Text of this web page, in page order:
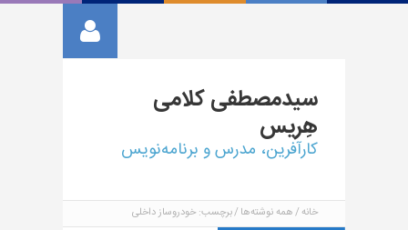
سیدمصطفیکلامی
هِریس
کارآفرین، مدرس و برنامه‌نویس
خانه همه نوشته‌ها برچسب: خودروساز داخلی